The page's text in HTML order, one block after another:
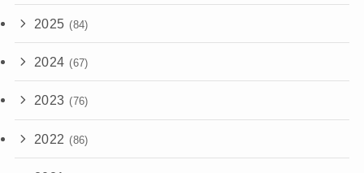
2025 (84)
2024 (67)
2023 (76)
2022 (86)